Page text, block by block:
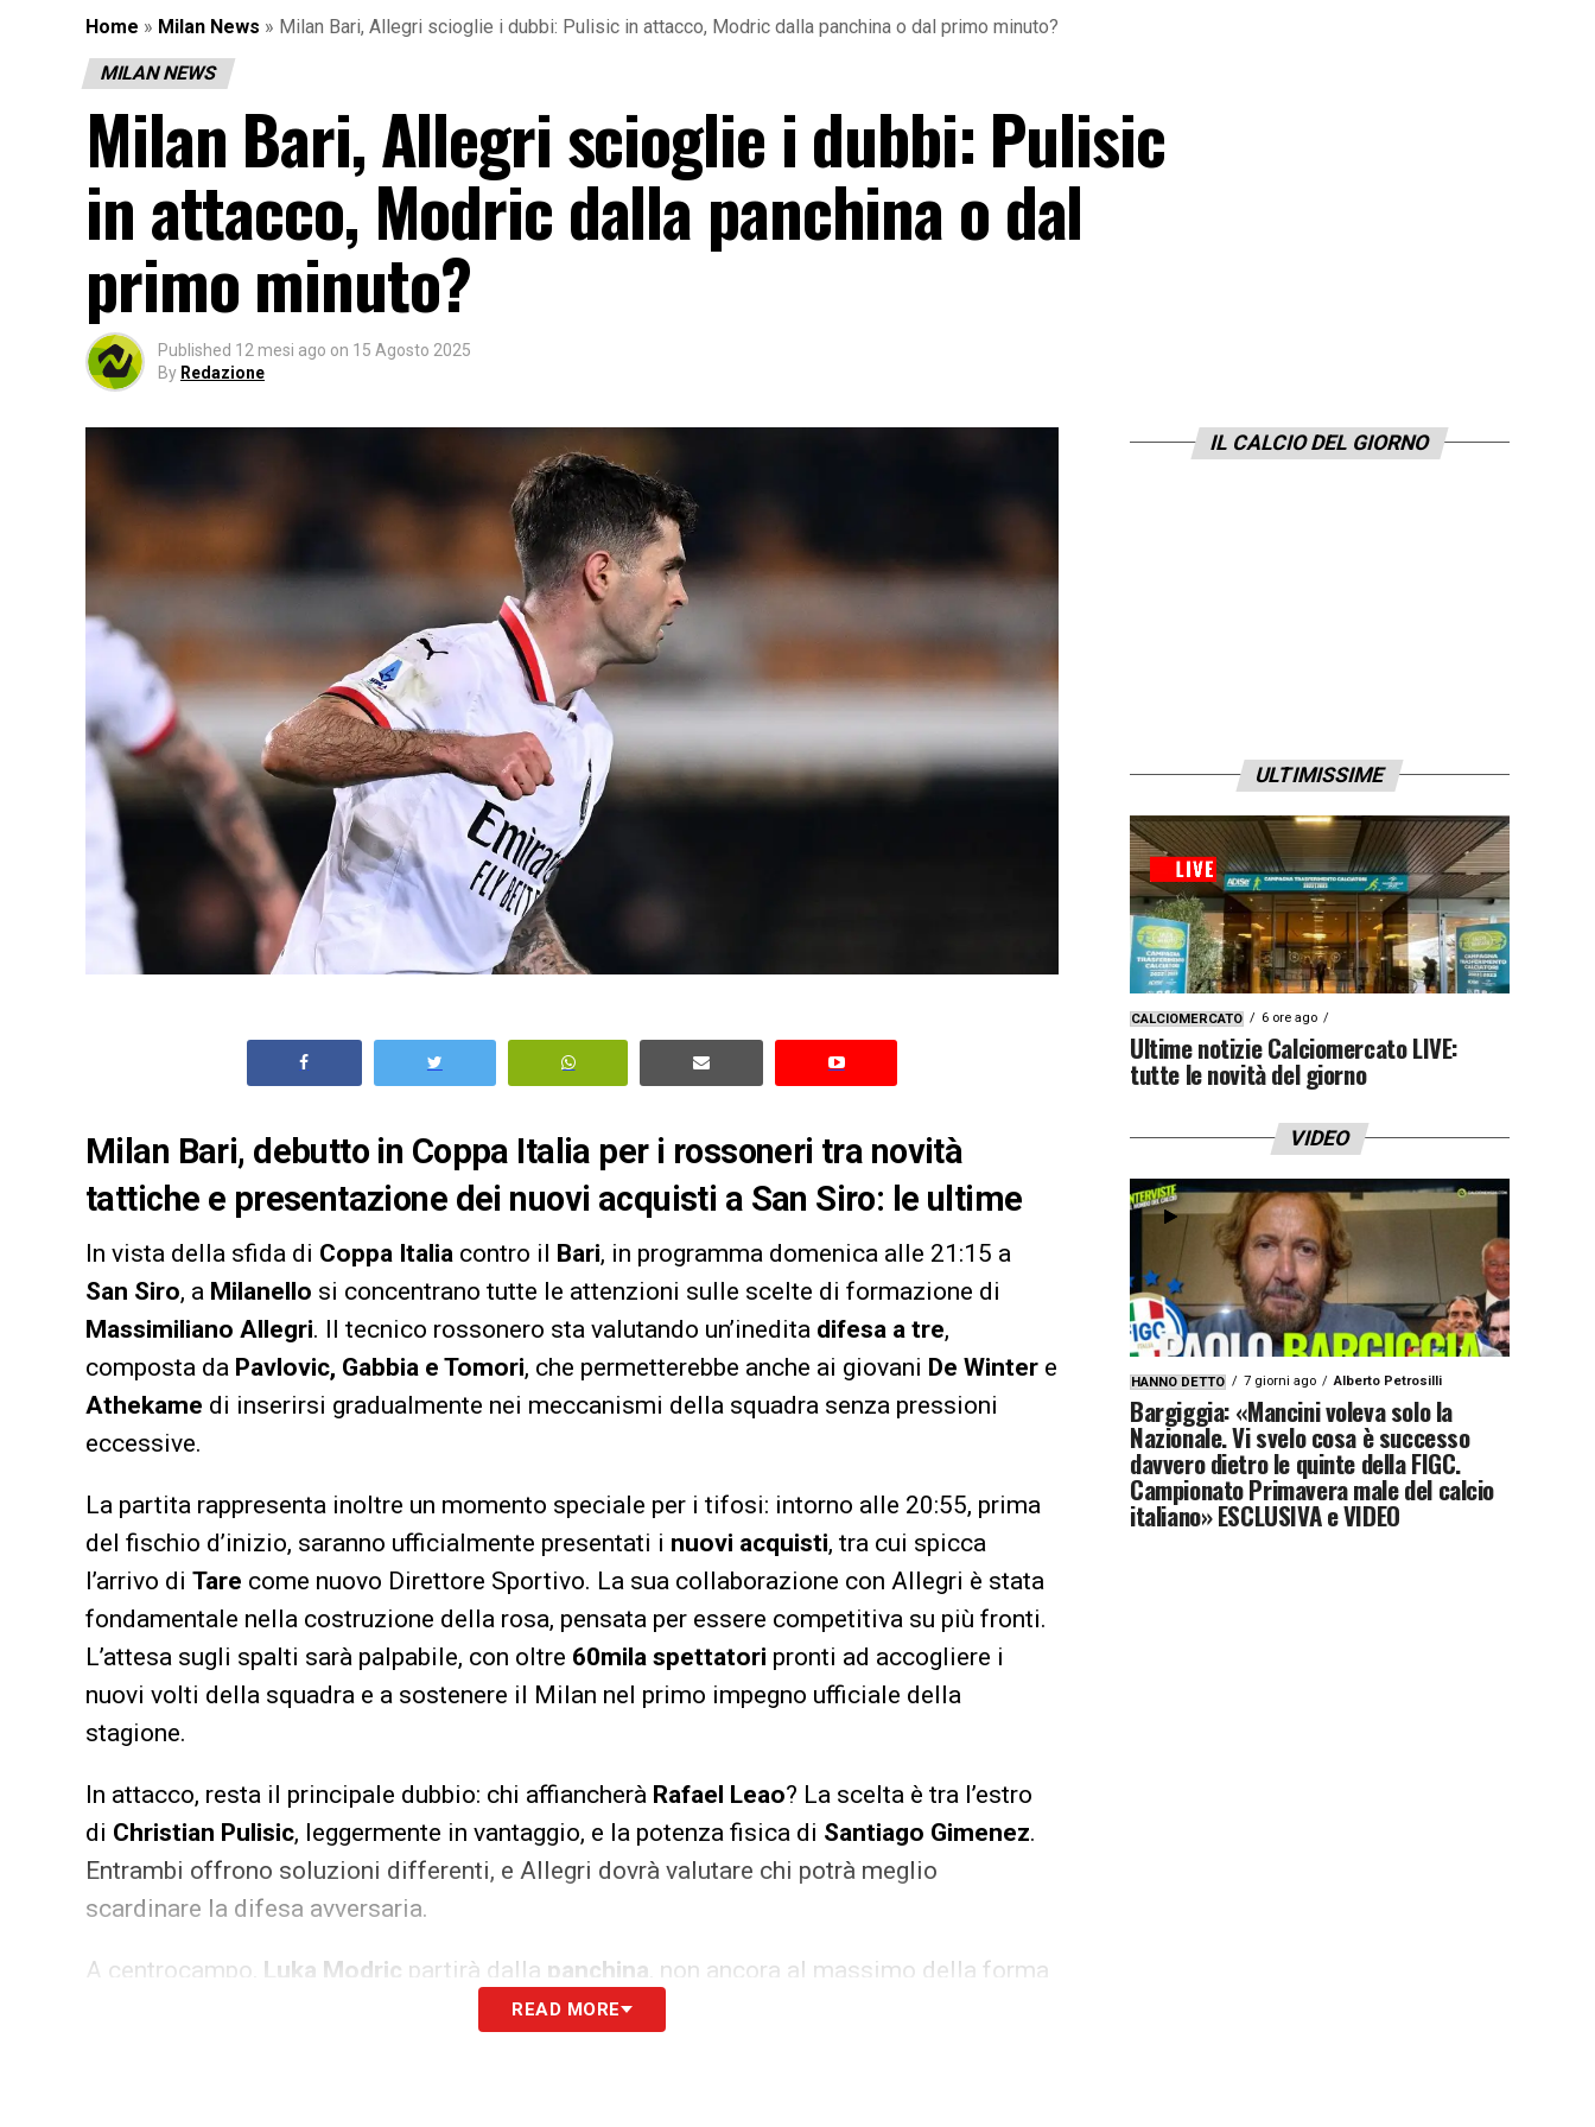
Home » Milan News » Milan Bari, Allegri scioglie i dubbi: Pulisic in attacco, Modric dalla panchina o dal primo minuto?
MILAN NEWS
Milan Bari, Allegri scioglie i dubbi: Pulisic
in attacco, Modric dalla panchina o dal
primo minuto?
Published 12 mesi ago on 15 Agosto 2025
By Redazione
Milan Bari, debutto in Coppa Italia per i rossoneri tra novità
tattiche e presentazione dei nuovi acquisti a San Siro: le ultime
In vista della sfida di Coppa Italia contro il Bari, in programma domenica alle 21:15 a
San Siro, a Milanello si concentrano tutte le attenzioni sulle scelte di formazione di
Massimiliano Allegri. Il tecnico rossonero sta valutando un’inedita difesa a tre,
composta da Pavlovic, Gabbia e Tomori, che permetterebbe anche ai giovani De Winter e
Athekame di inserirsi gradualmente nei meccanismi della squadra senza pressioni
eccessive.
La partita rappresenta inoltre un momento speciale per i tifosi: intorno alle 20:55, prima
del fischio d’inizio, saranno ufficialmente presentati i nuovi acquisti, tra cui spicca
l’arrivo di Tare come nuovo Direttore Sportivo. La sua collaborazione con Allegri è stata
fondamentale nella costruzione della rosa, pensata per essere competitiva su più fronti.
L’attesa sugli spalti sarà palpabile, con oltre 60mila spettatori pronti ad accogliere i
nuovi volti della squadra e a sostenere il Milan nel primo impegno ufficiale della
stagione.
In attacco, resta il principale dubbio: chi affiancherà Rafael Leao? La scelta è tra l’estro
di Christian Pulisic, leggermente in vantaggio, e la potenza fisica di Santiago Gimenez.
Entrambi offrono soluzioni differenti, e Allegri dovrà valutare chi potrà meglio
scardinare la difesa avversaria.
A centrocampo, Luka Modric partirà dalla panchina , non ancora al massimo della forma
fisica, pronto a subentrare durante la partita per dare il proprio contributo.
READ MORE
IL CALCIO DEL GIORNO
ULTIMISSIME
CALCIOMERCATO 6 ore ago
Ultime notizie Calciomercato LIVE:
tutte le novità del giorno
VIDEO
HANNO DETTO 7 giorni ago Alberto Petrosilli
Bargiggia: «Mancini voleva solo la
Nazionale. Vi svelo cosa è successo
davvero dietro le quinte della FIGC.
Campionato Primavera male del calcio
italiano» ESCLUSIVA e VIDEO